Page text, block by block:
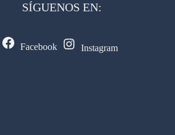
SÍGUENOS EN:
Facebook Instagram